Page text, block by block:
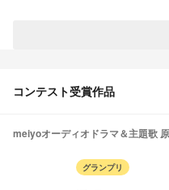
コンテスト受賞作品
meiyoオーディオドラマ＆主題歌
グランプリ